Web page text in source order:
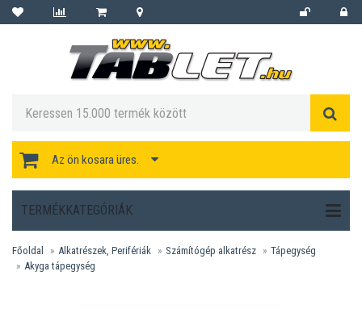
Az ön kosara üres.
TERMÉKKATEGÓRIÁK
Főoldal Alkatrészek, Perifériák Számítógép alkatrész
Tápegység
Akyga tápegység